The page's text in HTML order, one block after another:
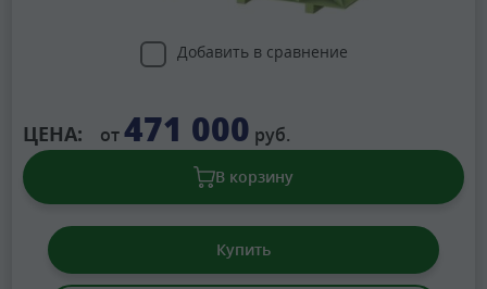
Добавить в сравнение
ЦЕНА: от471 000 руб.
В корзину
Купить